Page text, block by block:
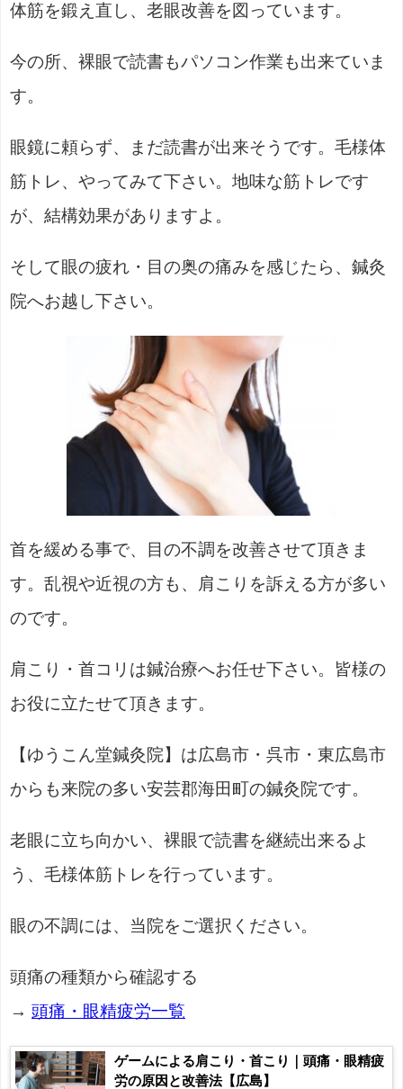
体筋を鍛え直し、老眼改善を図っています。
今の所、裸眼で読書もパソコン作業も出来ていま
す。
眼鏡に頼らず、まだ読書が出来そうです。毛様体
筋トレ、やってみて下さい。地味な筋トレです
が、結構効果がありますよ。
そして眼の疲れ・目の奥の痛みを感じたら、鍼灸
院へお越し下さい。
首を緩める事で、目の不調を改善させて頂きま
す。乱視や近視の方も、肩こりを訴える方が多い
のです。
肩こり・首コリは鍼治療へお任せ下さい。皆様の
お役に立たせて頂きます。
【ゆうこん堂鍼灸院】は広島市・呉市・東広島市
からも来院の多い安芸郡海田町の鍼灸院です。
老眼に立ち向かい、裸眼で読書を継続出来るよ
う、毛様体筋トレを行っています。
眼の不調には、当院をご選択ください。
頭痛の種類から確認する
→ 頭痛・眼精疲労一覧
ゲームによる肩こり・首こり｜頭痛・眼精疲
労の原因と改善法【広島】